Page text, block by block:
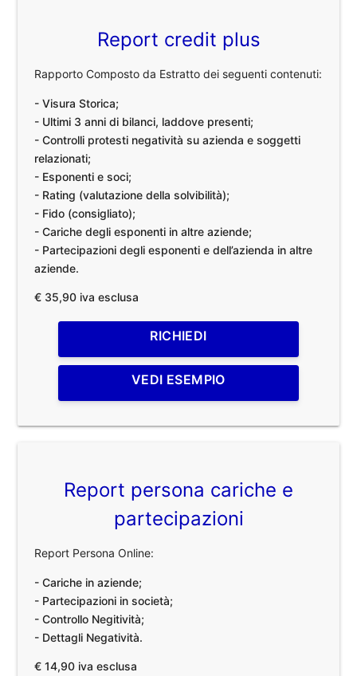
Report credit plus
Rapporto Composto da Estratto dei seguenti contenuti:
- Visura Storica;
- Ultimi 3 anni di bilanci, laddove presenti;
- Controlli protesti negatività su azienda e soggetti
relazionati;
- Esponenti e soci;
- Rating (valutazione della solvibilità);
- Fido (consigliato);
- Cariche degli esponenti in altre aziende;
- Partecipazioni degli esponenti e dell’azienda in altre
aziende.
€ 35,90 iva esclusa
RICHIEDI
VEDI ESEMPIO
Report persona cariche e
partecipazioni
Report Persona Online:
- Cariche in aziende;
- Partecipazioni in società;
- Controllo Negitività;
- Dettagli Negatività.
€ 14,90 iva esclusa